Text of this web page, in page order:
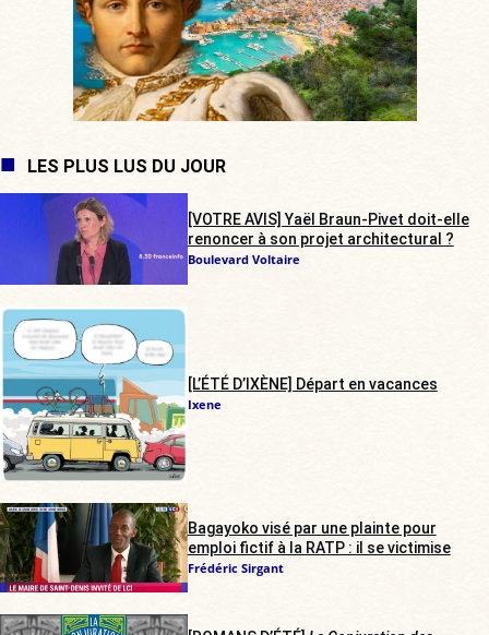
LES PLUS LUS DU JOUR
[VOTRE AVIS] Yaël Braun-Pivet doit-elle
renoncer à son projet architectural ?
Boulevard Voltaire
[L’ÉTÉ D’IXÈNE] Départ en vacances
Ixene
Bagayoko visé par une plainte pour
emploi fictif à la RATP : il se victimise
Frédéric Sirgant